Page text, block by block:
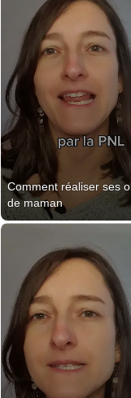
Comment réaliser ses
de maman